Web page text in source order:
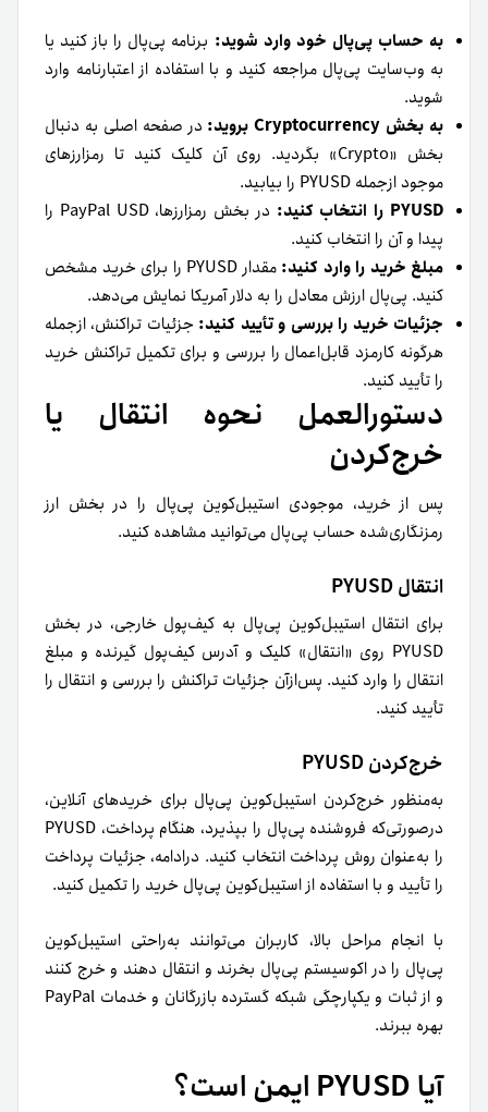
به حساب پی‌پال خود وارد شوید: برنامه پی‌پال را باز کنید یا
به وب‌سایت پی‌پال مراجعه کنید و با استفاده از اعتبارنامه وارد
شوید.
به بخش Cryptocurrency بروید:
در صفحه اصلی به دنبال
بخش «Crypto» بگردید. روی آن کلیک کنید تا رمزارزهای
موجود ازجمله PYUSD را بیابید.
PYUSD را انتخاب کنید:
در بخش رمزارزها، PayPal USD را
پیدا و آن را انتخاب کنید.
مبلغ خرید را وارد کنید:
مقدار PYUSD را برای خرید مشخص
کنید. پی‌پال ارزش معادل را به دلار آمریکا نمایش می‌دهد.
جزئیات خرید را بررسی و تأیید کنید: جزئیات تراکنش، از‌جمله
هرگونه کارمزد قابل‌اعمال را بررسی و برای تکمیل تراکنش خرید
را تأیید کنید.
دستورالعمل نحوه انتقال یا
خرج‌کردن
پس از خرید، موجودی استیبل‌کوین پی‌پال را در بخش ارز
رمزنگاری‌شده حساب پی‌پال می‌توانید مشاهده کنید.
انتقال PYUSD
برای انتقال استیبل‌کوین پی‌پال به کیف‌پول خارجی، در بخش
PYUSD روی «انتقال» کلیک و آدرس کیف‌پول گیرنده و مبلغ
انتقال را وارد کنید. پس‌ازآن جزئیات تراکنش را بررسی و انتقال را
تأیید کنید.
خرج‌کردن PYUSD
به‌منظور خرج‌کردن استیبل‌کوین پی‌پال برای خریدهای آنلاین،
در‌صورتی‌که فروشنده پی‌پال را بپذیرد، هنگام پرداخت، PYUSD
را به‌عنوان روش پرداخت انتخاب کنید. درادامه، جزئیات پرداخت
را تأیید و با استفاده از استیبل‌کوین پی‌پال خرید را تکمیل کنید.
با انجام مراحل بالا، کاربران می‌توانند به‌راحتی استیبل‌کوین
پی‌پال را در اکوسیستم پی‌پال بخرند و انتقال دهند و خرج کنند
و از ثبات و یکپارچگی شبکه گسترده بازرگانان و خدمات PayPal
بهره ببرند.
آیا PYUSD ایمن است؟